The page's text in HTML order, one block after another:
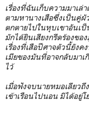
เรื่องที่ฉันเก็บความมาเล่
ตามหานางเสือซึ่งเป็นคู่ผั
ตกตายไปในหุบเขาอันเ
มักได้ยินเสียงกรีดร้องข
เรื่องที่เสือปีศาจตัวนี้ยังค
เมียของมันที่อาจกลับมา
ไว้
เมื่อฟังจบนายหมอเลีย
เข้าเรือนไปนอน มิได้อยู่